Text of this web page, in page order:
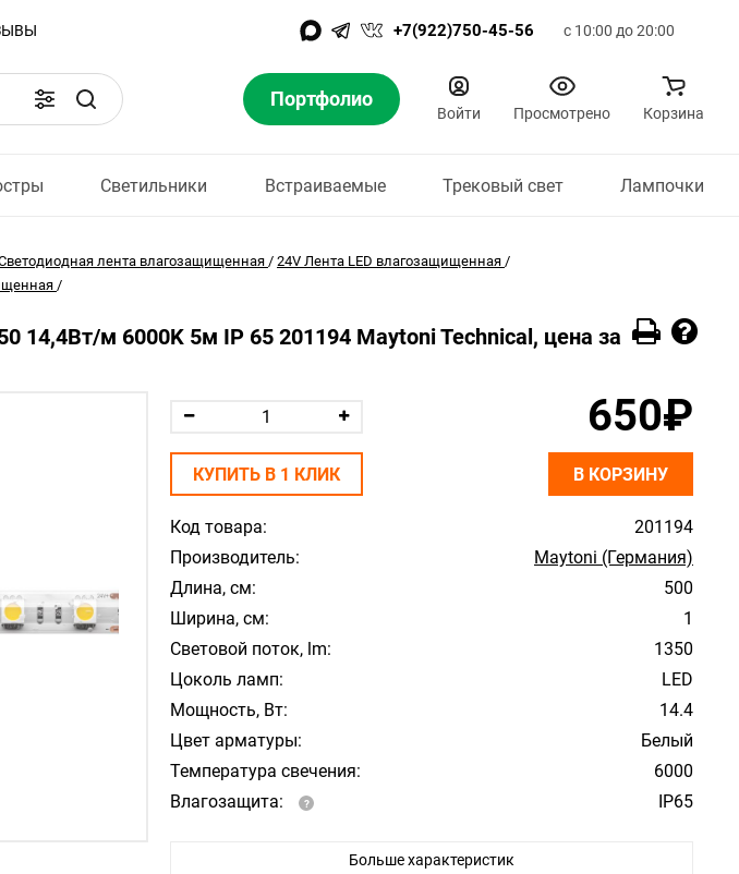
+7(922)750-45-56 с 10:00 до 20:00
Портфолио
Войти Просмотрено Корзина
Светильники Встраиваемые Трековый свет Лампочки
лента влагозащищенная / 24V Лента LED влагозащищенная /
/
14,4Вт/м 6000K 5м IP 65 201194 Maytoni Technical, цена за
Код товара:
201194
Производитель:
Maytoni (Германия)
Длина, см:
500
Ширина, см:
1
Световой поток, lm:
1350
Цоколь ламп:
LED
Мощность, Вт:
14.4
Цвет арматуры:
Белый
Температура свечения:
6000
Влагозащита:
IP65
Больше характеристик
650₽
КУПИТЬ В 1 КЛИК В КОРЗИНУ